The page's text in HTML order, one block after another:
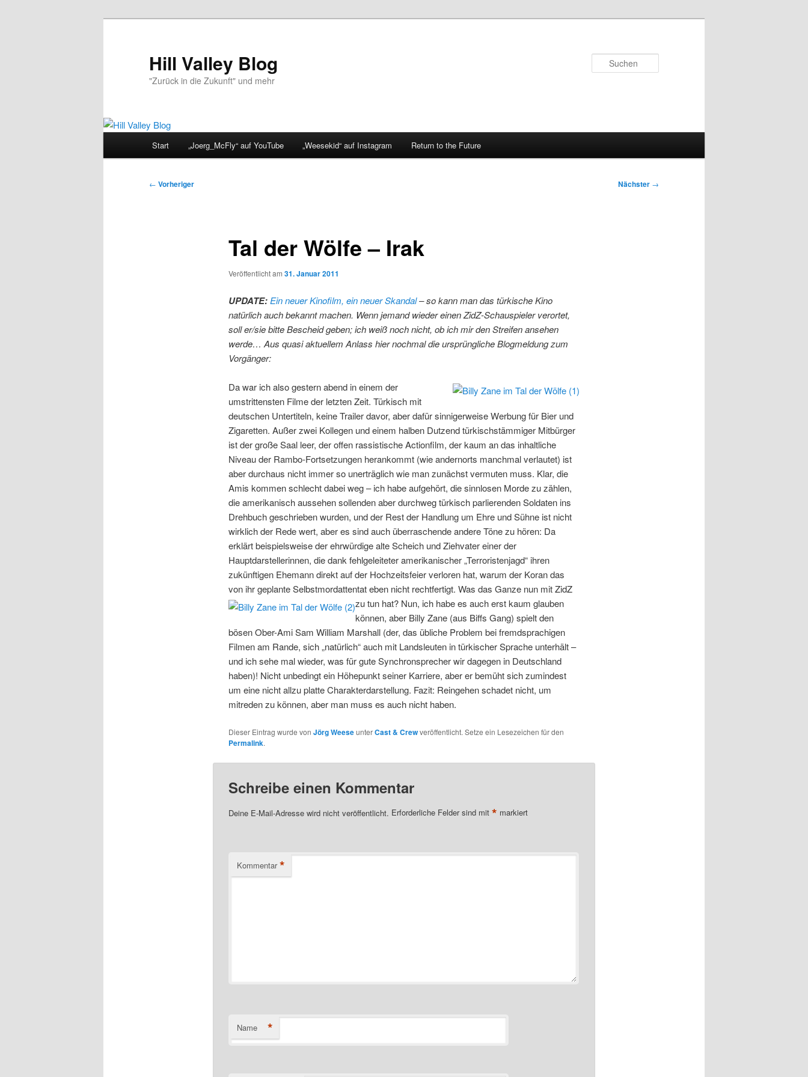
Hill Valley Blog
"Zurück in die Zukunft" und mehr
Start „Joerg_McFly“ auf YouTube „Weesekid“ auf Instagram Return to the Future
Beitragsnavigation
← Vorheriger Nächster →
Tal der Wölfe – Irak
Veröffentlicht am 31. Januar 2011
UPDATE: Ein neuer Kinofilm, ein neuer Skandal– so kann man das türkische Kino
natürlich auch bekannt machen. Wenn jemand wieder einen ZidZ-Schauspieler verortet,
soll er/sie bitte Bescheid geben; ich weiß noch nicht, ob ich mir den Streifen ansehen
werde… Aus quasi aktuellem Anlass hier nochmal die ursprüngliche Blogmeldung zum
Vorgänger:
Da war ich also gestern abend in einem der
umstrittensten Filme der letzten Zeit. Türkisch mit
deutschen Untertiteln, keine Trailer davor, aber dafür sinnigerweise Werbung für Bier und
Zigaretten. Außer zwei Kollegen und einem halben Dutzend türkischstämmiger Mitbürger
ist der große Saal leer, der offen rassistische Actionfilm, der kaum an das inhaltliche
Niveau der Rambo-Fortsetzungen herankommt (wie andernorts manchmal verlautet) ist
aber durchaus nicht immer so unerträglich wie man zunächst vermuten muss. Klar, die
Amis kommen schlecht dabei weg – ich habe aufgehört, die sinnlosen Morde zu zählen,
die amerikanisch aussehen sollenden aber durchweg türkisch parlierenden Soldaten ins
Drehbuch geschrieben wurden, und der Rest der Handlung um Ehre und Sühne ist nicht
wirklich der Rede wert, aber es sind auch überraschende andere Töne zu hören: Da
erklärt beispielsweise der ehrwürdige alte Scheich und Ziehvater einer der
Hauptdarstellerinnen, die dank fehlgeleiteter amerikanischer „Terroristenjagd“ ihren
zukünftigen Ehemann direkt auf der Hochzeitsfeier verloren hat, warum der Koran das
von ihr geplante Selbstmordattentat eben nicht rechtfertigt. Was das Ganze nun mit ZidZ
zu tun hat? Nun, ich habe es auch erst kaum glauben
können, aber Billy Zane (aus Biffs Gang) spielt den
bösen Ober-Ami Sam William Marshall (der, das übliche Problem bei fremdsprachigen
Filmen am Rande, sich „natürlich“ auch mit Landsleuten in türkischer Sprache unterhält –
und ich sehe mal wieder, was für gute Synchronsprecher wir dagegen in Deutschland
haben)! Nicht unbedingt ein Höhepunkt seiner Karriere, aber er bemüht sich zumindest
um eine nicht allzu platte Charakterdarstellung. Fazit: Reingehen schadet nicht, um
mitreden zu können, aber man muss es auch nicht haben.
Dieser Eintrag wurde von Jörg WeeseunterCast & Crewveröffentlicht. Setze ein Lesezeichen für den
Permalink.
Schreibe einen Kommentar
Deine E-Mail-Adresse wird nicht veröffentlicht. Erforderliche Felder sind mit * markiert
Kommentar *
Name *